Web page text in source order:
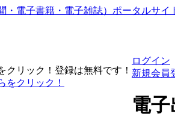
クリック！登録は無料です！
をクリック！
ログイン
新規会員
電